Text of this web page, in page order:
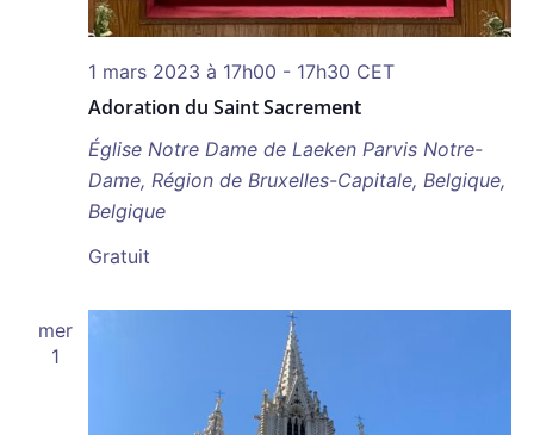
Adoration du Saint Sacrement
1 mars 2023 à 17h00 - 17h30 CET
Église Notre Dame de Laeken Parvis Notre-
Dame, Région de Bruxelles-Capitale, Belgique,
Belgique
Gratuit
mer
1